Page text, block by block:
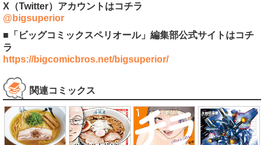
X（Twitter）アカウントはコチラ
@bigsuperior
■「ビッグコミックスペリオール」編集部公式サイトはコチ
ラ
https://bigcomicbros.net/bigsuperior/
関連コミックス